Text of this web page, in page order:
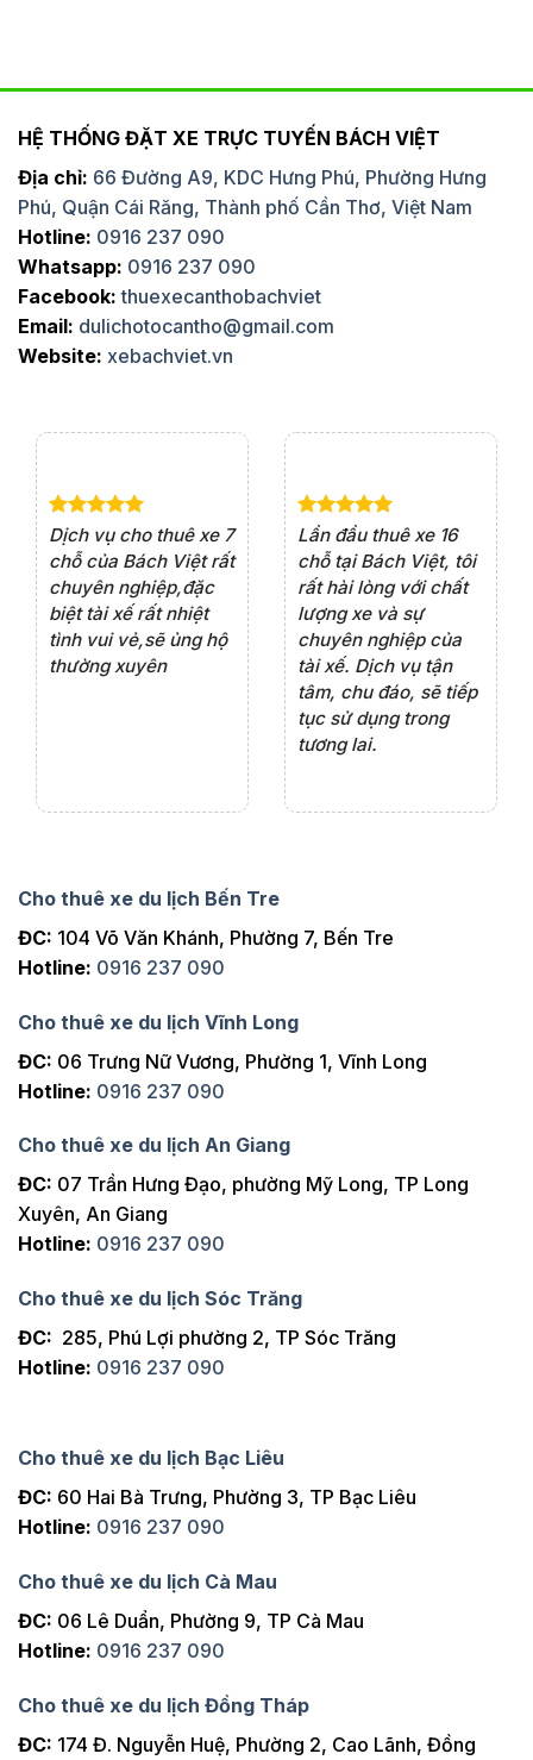
HỆ THỐNG ĐẶT XE TRỰC TUYẾN BÁCH VIỆT
Địa chỉ: 66 Đường A9, KDC Hưng Phú, Phường Hưng
Phú, Quận Cái Răng, Thành phố Cần Thơ, Việt Nam
Hotline: 0916 237 090
Whatsapp: 0916 237 090
Facebook: thuexecanthobachviet
Email: dulichotocantho@gmail.com
Website: xebachviet.vn
Dịch vụ cho thuê xe 7
chỗ của Bách Việt rất
chuyên nghiệp,đặc
biệt tài xế rất nhiệt
tình vui vẻ,sẽ ủng hộ
thường xuyên
Lần đầu thuê xe 16
chỗ tại Bách Việt, tôi
rất hài lòng với chất
lượng xe và sự
chuyên nghiệp của
tài xế. Dịch vụ tận
tâm, chu đáo, sẽ tiếp
tục sử dụng trong
tương lai.
Cho thuê xe du lịch Bến Tre
ĐC: 104 Võ Văn Khánh, Phường 7, Bến Tre
Hotline: 0916 237 090
Cho thuê xe du lịch Vĩnh Long
ĐC: 06 Trưng Nữ Vương, Phường 1, Vĩnh Long
Hotline: 0916 237 090
Cho thuê xe du lịch An Giang
ĐC: 07 Trần Hưng Đạo, phường Mỹ Long, TP Long
Xuyên, An Giang
Hotline: 0916 237 090
Cho thuê xe du lịch Sóc Trăng
ĐC: 285, Phú Lợi phường 2, TP Sóc Trăng
Hotline: 0916 237 090
Cho thuê xe du lịch Bạc Liêu
ĐC: 60 Hai Bà Trưng, Phường 3, TP Bạc Liêu
Hotline: 0916 237 090
Cho thuê xe du lịch Cà Mau
ĐC: 06 Lê Duẩn, Phường 9, TP Cà Mau
Hotline: 0916 237 090
Cho thuê xe du lịch Đồng Tháp
ĐC: 174 Đ. Nguyễn Huệ, Phường 2, Cao Lãnh, Đồng